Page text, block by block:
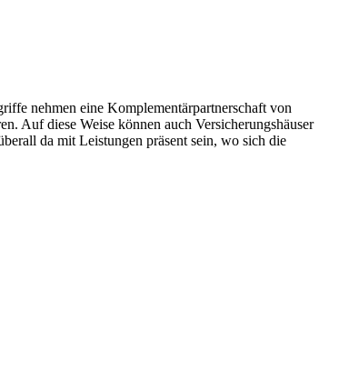
nehmen eine Komplementärpartnerschaft von
Auf diese Weise können auch Versicherungshäuser
da mit Leistungen präsent sein, wo sich die